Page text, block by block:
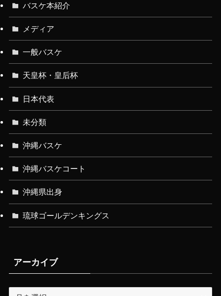
バスケ本紹介
メディア
一般バスケ
天皇杯・皇后杯
日本代表
未分類
沖縄バスケ
沖縄バスケコート
沖縄県出身
琉球ゴールデンキングス
アーカイブ